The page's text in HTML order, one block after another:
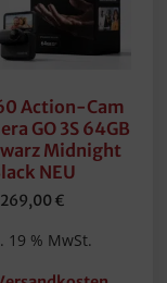
Action-Cam
GO 3S 64GB
Midnight
NEU
269,00 €
19 % MwSt.